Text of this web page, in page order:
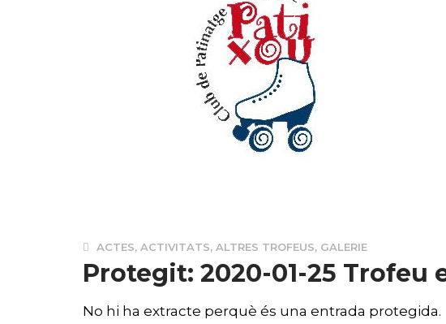
ACTES, ACTIVITATS, ALTRES TROFEUS, GALERIE
Protegit: 2020-01-25 Trofeu
No hi ha extracte perquè és una entrada protegida.